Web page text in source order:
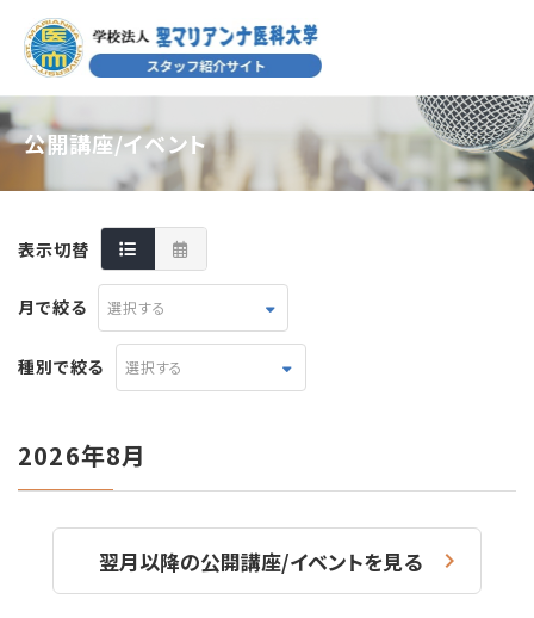
公開講座/イベント
表示切替
月で絞る 選択する
種別で絞る 選択する
2026年8月
翌月以降の公開講座/イベントを見る